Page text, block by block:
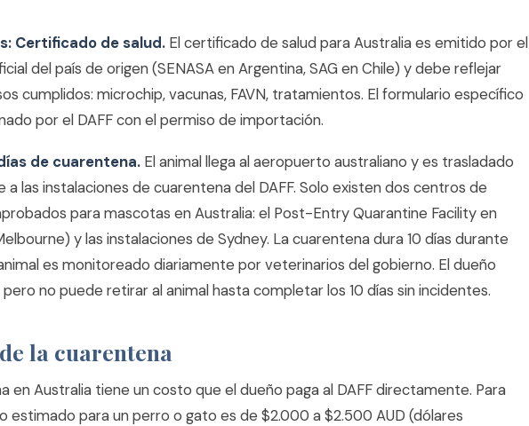
Certificado de salud. El certificado de salud para Australia es emitido por el
del país de origen (SENASA en Argentina, SAG en Chile) y debe reflejar
cumplidos: microchip, vacunas, FAVN, tratamientos. El formulario específico
por el DAFF con el permiso de importación.
de cuarentena. El animal llega al aeropuerto australiano y es trasladado
las instalaciones de cuarentena del DAFF. Solo existen dos centros de
para mascotas en Australia: el Post-Entry Quarantine Facility en
y las instalaciones de Sydney. La cuarentena dura 10 días durante
es monitoreado diariamente por veterinarios del gobierno. El dueño
no puede retirar al animal hasta completar los 10 días sin incidentes.
la cuarentena
en Australia tiene un costo que el dueño paga al DAFF directamente. Para
estimado para un perro o gato es de $2.000 a $2.500 AUD (dólares